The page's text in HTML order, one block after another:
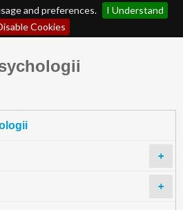
and preferences.
I Understand
Cookies
+
+